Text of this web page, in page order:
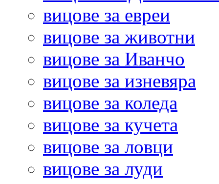
вицове за евреи
вицове за животни
вицове за Иванчо
вицове за изневяра
вицове за коледа
вицове за кучета
вицове за ловци
вицове за луди